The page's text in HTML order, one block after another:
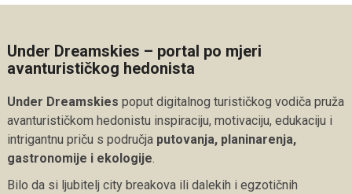
Under Dreamskies – portal po mjeri
avanturističkog hedonista
Under Dreamskies poput digitalnog turističkog vodiča pruža
avanturističkom hedonistu inspiraciju, motivaciju, edukaciju i
intrigantnu priču s područja putovanja, planinarenja,
gastronomije i ekologije.
Bilo da si ljubitelj city breakova ili dalekih i egzotičnih